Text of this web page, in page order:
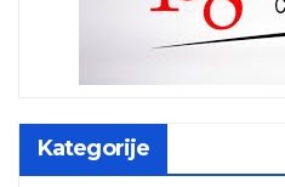
Kategorije